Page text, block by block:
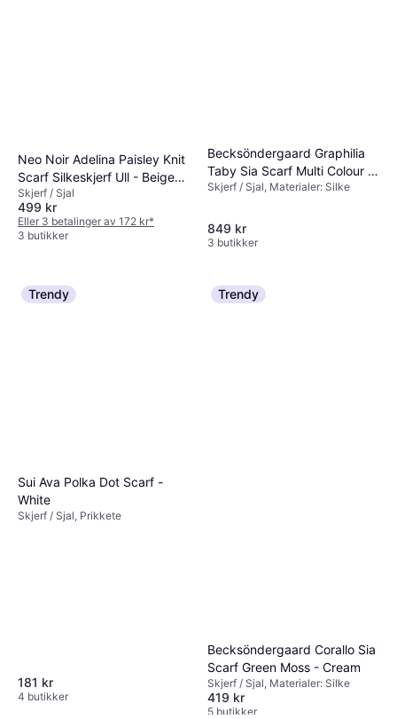
Neo Noir Adelina Paisley Knit
Scarf Silkeskjerf Ull - Beige
Melange
Skjerf / Sjal
499 kr
Eller 3 betalinger av 172 kr*
3 butikker
Becksöndergaard Graphilia
Taby Sia Scarf Multi Colour -
Flerfarget
Skjerf / Sjal, Materialer: Silke
849 kr
3 butikker
Trendy
Sui Ava Polka Dot Scarf -
White
Skjerf / Sjal, Prikkete
181 kr
4 butikker
Trendy
Becksöndergaard Corallo Sia
Scarf Green Moss - Cream
Skjerf / Sjal, Materialer: Silke
419 kr
5 butikker